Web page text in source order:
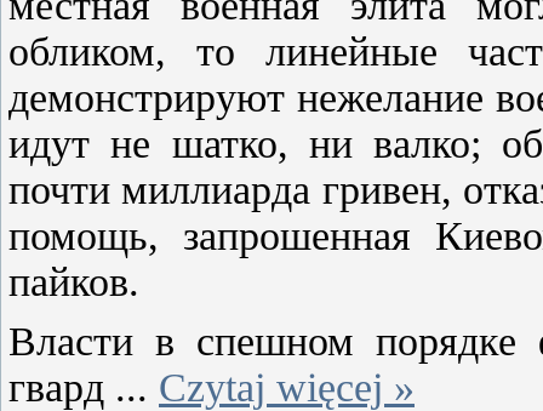
обликом, то линейные
демонстрируют нежелание
идут не шатко, ни валко;
почти миллиарда гривен,
помощь, запрошенная
пайков.
Власти в спешном порядке
гвард ... Czytaj więcej »